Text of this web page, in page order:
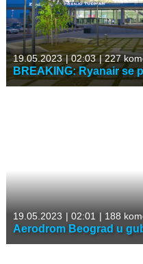
19.05.2023 |02:03 |227
BREAKING: Ryanair se
19.05.2023 | 02:01 | 188
Aerodrom Beograd u